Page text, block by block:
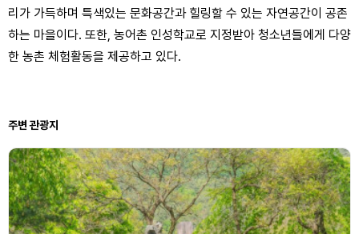
리가 가득하며 특색있는 문화공간과 힐링할 수 있는 자연공간이 공존
하는 마을이다. 또한, 농어촌 인성학교로 지정받아 청소년들에게 다양
한 농촌 체험활동을 제공하고 있다.
주변 관광지